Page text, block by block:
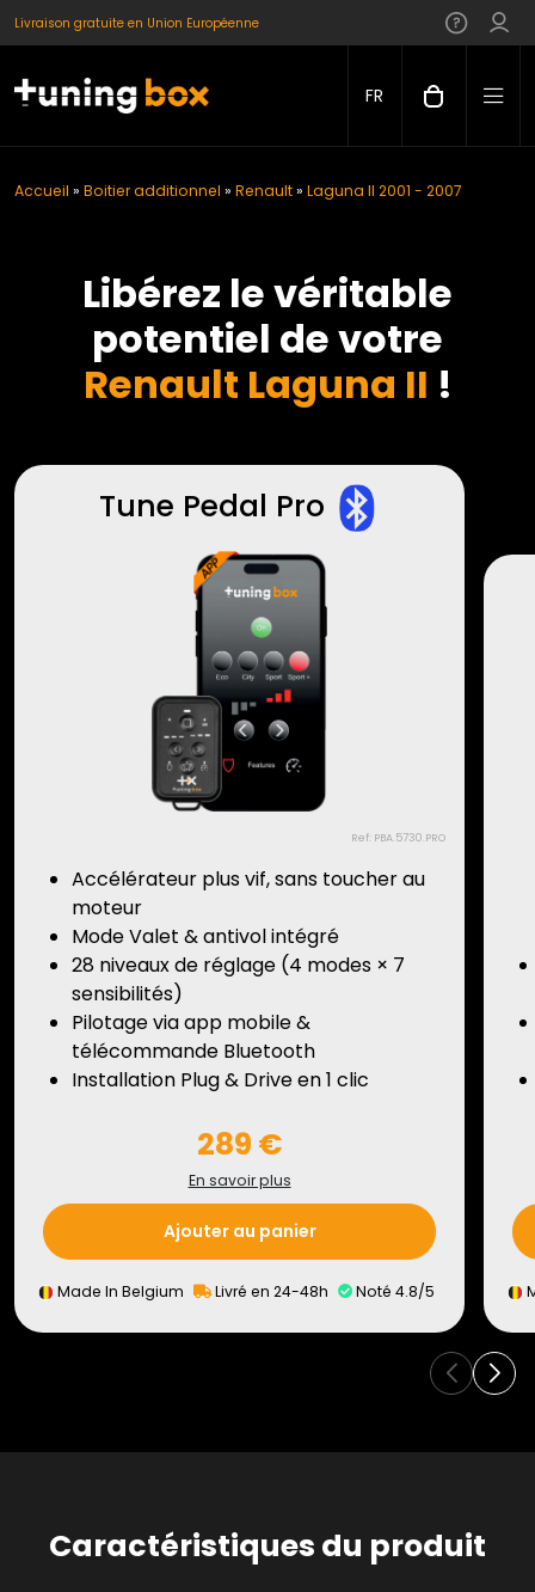
Livraison gratuite en Union Européenne
FR
Accueil » Boitier additionnel » Renault» Laguna II 2001 - 2007
Libérez le véritable
potentiel de votre
Renault Laguna II !
Tune Pedal Pro
Ref: PBA.5730.PRO
Accélérateur plus vif, sans toucher au
moteur
Mode Valet & antivol intégré
28 niveaux de réglage (4 modes × 7
sensibilités)
Pilotage via app mobile &
télécommande Bluetooth
Installation Plug & Drive en 1 clic
289 €
En savoir plus
Ajouter au panier
Made In Belgium Livré en 24-48h Noté 4.8/5
Caractéristiques du produit